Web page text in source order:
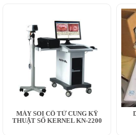
MÁY SOI CỔ TỬ CUNG KỸ
THUẬT SỐ KERNEL KN-2200